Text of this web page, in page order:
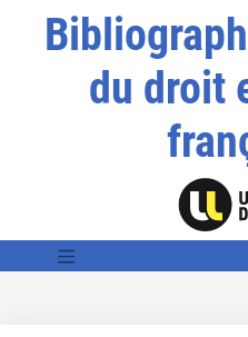
du droit